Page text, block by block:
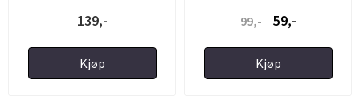
139,-
Kjøp
99,-
59,-
Kjøp